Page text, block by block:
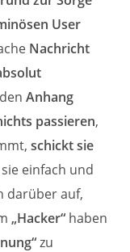
User
Nachricht
Anhang
passieren,
schickt sie
einfach und
darüber auf,
„Hacker“ haben
zu